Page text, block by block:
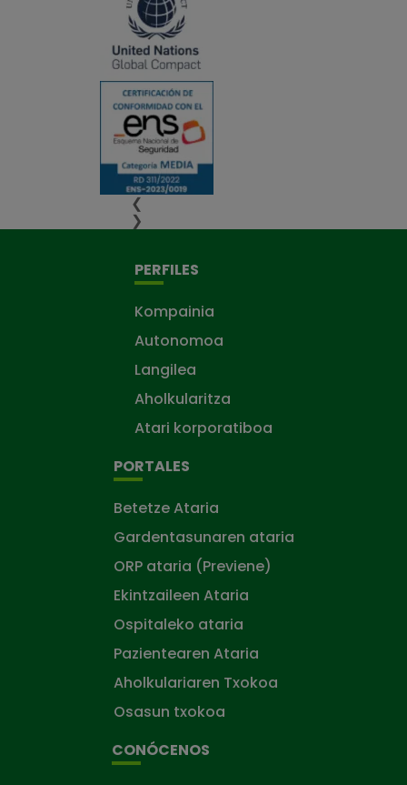
❮
❯
PERFILES
Kompainia
Autonomoa
Langilea
Aholkularitza
Atari korporatiboa
PORTALES
Betetze Ataria
Gardentasunaren ataria
ORP ataria (Previene)
Ekintzaileen Ataria
Ospitaleko ataria
Pazientearen Ataria
Aholkulariaren Txokoa
Osasun txokoa
CONÓCENOS